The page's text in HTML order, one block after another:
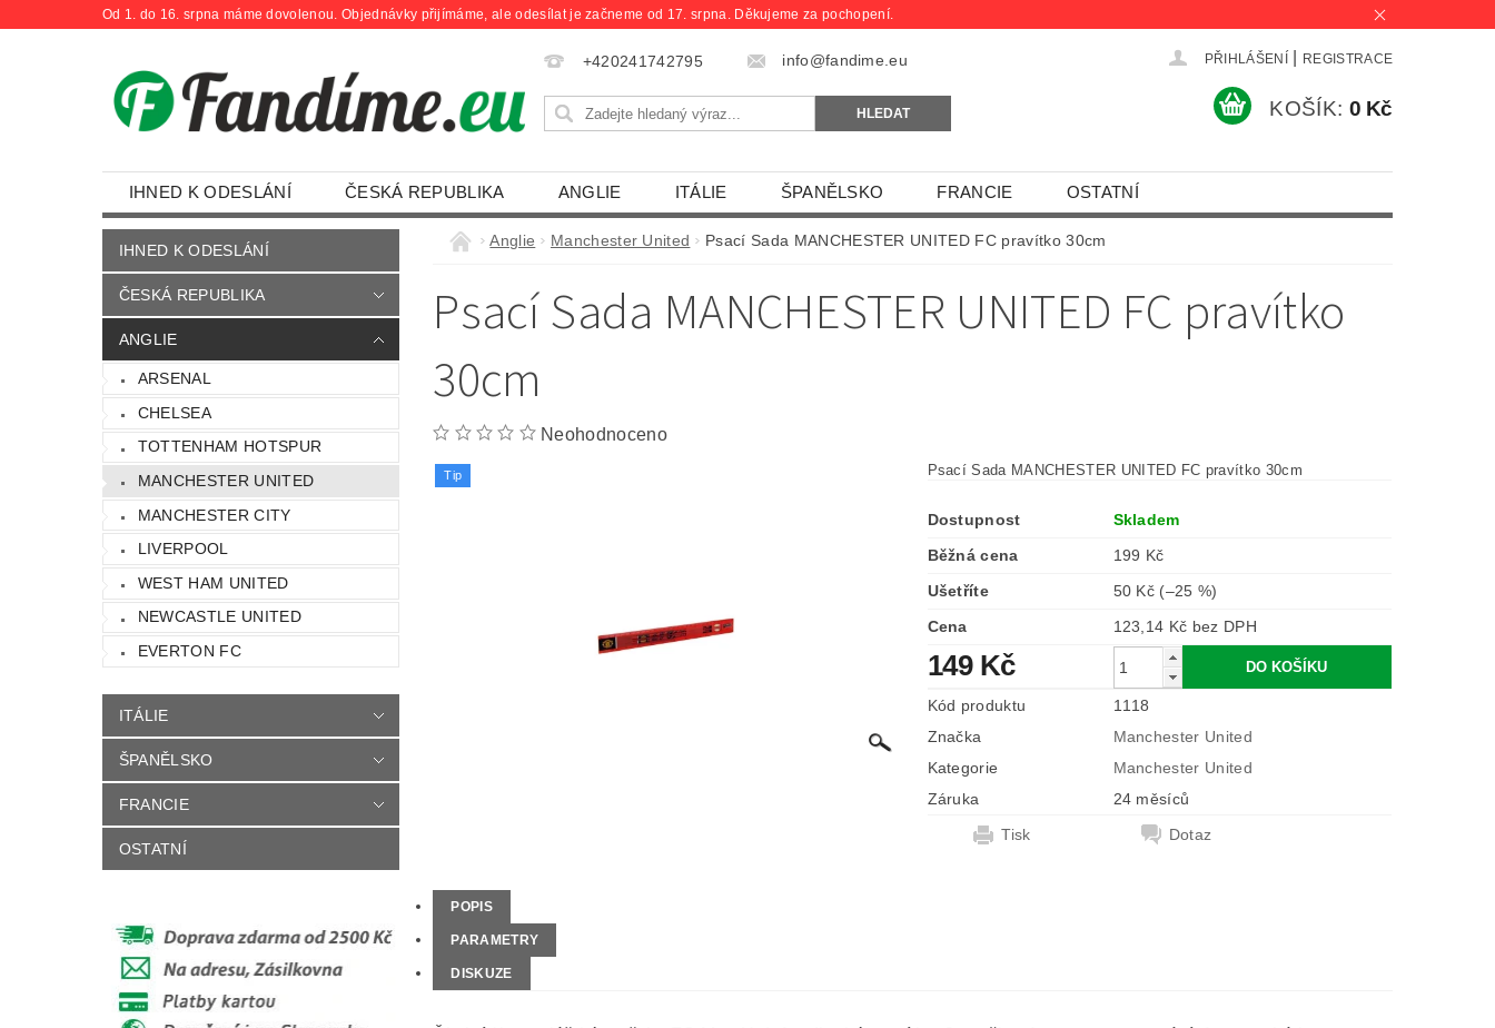
Od 1. do 16. srpna máme dovolenou. Objednávky přijímáme, ale odesílat je začneme od 17. srpna. Děkujeme za pochopení.
+420241742795 info@fandime.eu PŘIHLÁŠENÍ REGISTRACE
KOŠÍK: 0 Kč
IHNED K ODESLÁNÍ ČESKÁ REPUBLIKA ANGLIE ITÁLIE ŠPANĚLSKO FRANCIE OSTATNÍ
OBCHODNÍ PODMÍNKY KONTAKTY
IHNED K ODESLÁNÍ
ČESKÁ REPUBLIKA
ANGLIE
ARSENAL
CHELSEA
TOTTENHAM HOTSPUR
MANCHESTER UNITED
MANCHESTER CITY
LIVERPOOL
WEST HAM UNITED
NEWCASTLE UNITED
EVERTON FC
ITÁLIE
ŠPANĚLSKO
FRANCIE
OSTATNÍ
Anglie Manchester United Psací Sada MANCHESTER UNITED FC pravítko 30cm
Psací Sada MANCHESTER UNITED FC pravítko
30cm
Neohodnoceno
Tip Psací Sada MANCHESTER UNITED FC pravítko 30cm
Dostupnost
Skladem
Běžná cena
199 Kč
Ušetříte
50 Kč (–25 %)
Cena
123,14 Kč bez DPH
149 Kč
Kód produktu
1118
Značka
Manchester United
Kategorie
Manchester United
Záruka
24 měsíců
Tisk
Dotaz
POPIS
PARAMETRY
DISKUZE